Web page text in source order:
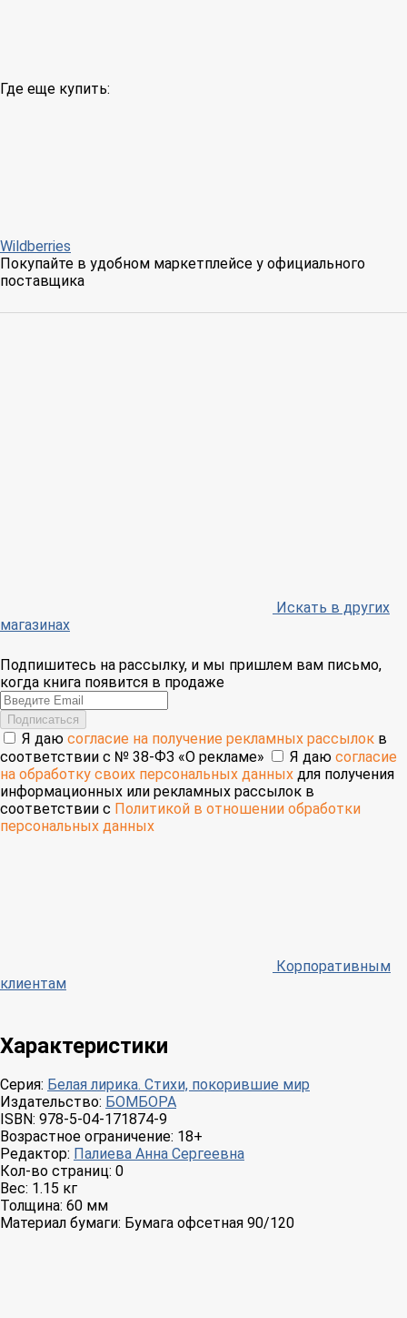
Где еще купить:
Wildberries
Покупайте в удобном маркетплейсе у официального
поставщика
Искать в других
магазинах
Подпишитесь на рассылку, и мы пришлем вам письмо,
когда книга появится в продаже
Email
Подписаться
Я даю согласие на получение рекламных рассылок в
соответствии с № 38-ФЗ «О рекламе»
Я даю согласие
на обработку своих персональных данных для получения
информационных или рекламных рассылок в
соответствии с Политикой в отношении обработки
персональных данных
Корпоративным
клиентам
Характеристики
Серия: Белая лирика. Стихи, покорившие мир
Издательство: БОМБОРА
ISBN: 978-5-04-171874-9
Возрастное ограничение: 18+
Редактор: Палиева Анна Сергеевна
Кол-во страниц: 0
Вес: 1.15 кг
Толщина: 60 мм
Материал бумаги: Бумага офсетная 90/120